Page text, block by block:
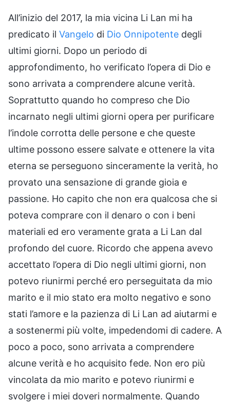
All’inizio del 2017, la mia vicina Li Lan mi ha
predicato il Vangelo di Dio Onnipotente degli
ultimi giorni. Dopo un periodo di
approfondimento, ho verificato l’opera di Dio e
sono arrivata a comprendere alcune verità.
Soprattutto quando ho compreso che Dio
incarnato negli ultimi giorni opera per purificare
l’indole corrotta delle persone e che queste
ultime possono essere salvate e ottenere la vita
eterna se perseguono sinceramente la verità, ho
provato una sensazione di grande gioia e
passione. Ho capito che non era qualcosa che si
poteva comprare con il denaro o con i beni
materiali ed ero veramente grata a Li Lan dal
profondo del cuore. Ricordo che appena avevo
accettato l’opera di Dio negli ultimi giorni, non
potevo riunirmi perché ero perseguitata da mio
marito e il mio stato era molto negativo e sono
stati l’amore e la pazienza di Li Lan ad aiutarmi e
a sostenermi più volte, impedendomi di cadere. A
poco a poco, sono arrivata a comprendere
alcune verità e ho acquisito fede. Non ero più
vincolata da mio marito e potevo riunirmi e
svolgere i miei doveri normalmente. Quando